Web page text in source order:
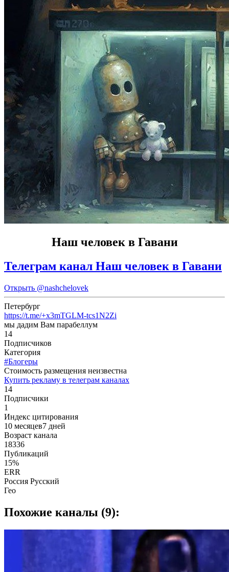
Наш человек в Гавани
Телеграм канал Наш человек в Гавани
Открыть @nashchelovek
Петербург
https://t.me/+x3mTGLM-tcs1N2Zi
мы дадим Вам парабеллум
14
Подписчиков
Категория
#Блогеры
Cтоимость размещения неизвестна
Купить рекламу в телеграм каналах
14
Подписчики
1
Индекс цитирования
10 месяцев7 дней
Возраст канала
18336
Публикаций
15%
ERR
Россия Русский
Гео
Похожие каналы (9):